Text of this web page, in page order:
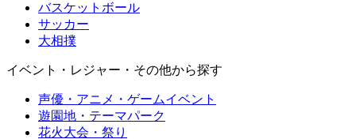
バスケットボール
サッカー
大相撲
イベント・レジャー・その他から探す
声優・アニメ・ゲームイベント
遊園地・テーマパーク
花火大会・祭り